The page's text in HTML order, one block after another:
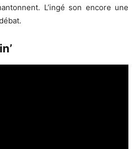
L’ingé son encore une